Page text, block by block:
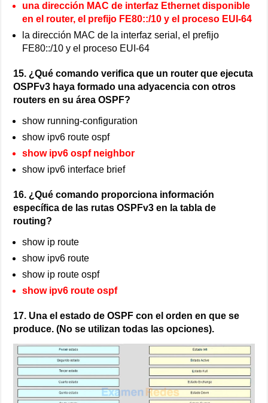
una dirección MAC de interfaz Ethernet disponible
en el router, el prefijo FE80::/10 y el proceso EUI-64
la dirección MAC de la interfaz serial, el prefijo
FE80::/10 y el proceso EUI-64
15. ¿Qué comando verifica que un router que ejecuta
OSPFv3 haya formado una adyacencia con otros
routers en su área OSPF?
show running-configuration
show ipv6 route ospf
show ipv6 ospf neighbor
show ipv6 interface brief
16. ¿Qué comando proporciona información
específica de las rutas OSPFv3 en la tabla de
routing?
show ip route
show ipv6 route
show ip route ospf
show ipv6 route ospf
17. Una el estado de OSPF con el orden en que se
produce. (No se utilizan todas las opciones).